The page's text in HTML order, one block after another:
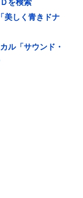
を検索
美しく青きドナ
ル「サウンド・